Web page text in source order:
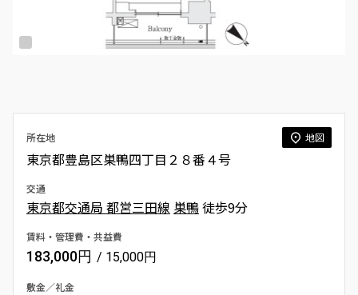
所在地 地図
東京都豊島区巣鴨四丁目２８番４号
交通
東京都交通局 都営三田線 巣鴨徒歩9分
賃料・管理費・共益費
183,000円 / 15,000円
敷金／礼金